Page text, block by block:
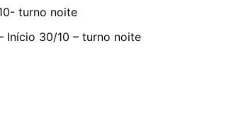
turno noite
Início 30/10 – turno noite